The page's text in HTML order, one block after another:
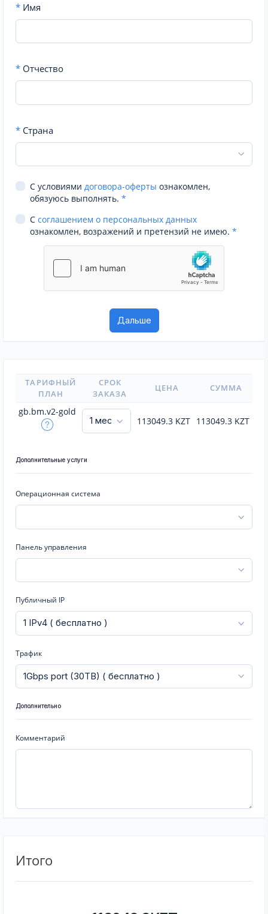
* Имя
* Отчество
* Страна
С условиями договора-оферты ознакомлен,
обязуюсь выполнять. *
С соглашением о персональных данных
ознакомлен, возражений и претензий не имею. *
ТАРИФНЫЙ
ПЛАН
СРОК
ЗАКАЗА
ЦЕНА СУММА
gb.bm.v2-gold
113049.3 KZT 113049.3 KZT
Дополнительные услуги
Операционная система
Панель управления
Публичный IP
Трафик
Дополнительно
Комментарий
Итого